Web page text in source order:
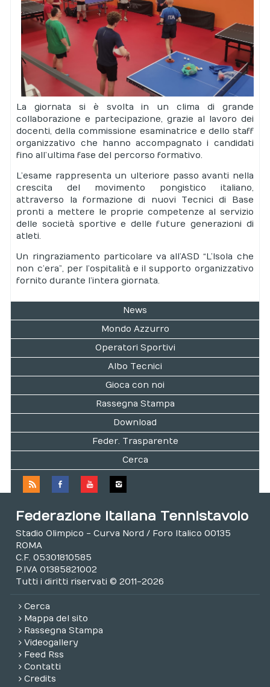
La giornata si è svolta in un clima di grande
collaborazione e partecipazione, grazie al lavoro dei
docenti, della commissione esaminatrice e dello staff
organizzativo che hanno accompagnato i candidati
fino all’ultima fase del percorso formativo.
L’esame rappresenta un ulteriore passo avanti nella
crescita del movimento pongistico italiano,
attraverso la formazione di nuovi Tecnici di Base
pronti a mettere le proprie competenze al servizio
delle società sportive e delle future generazioni di
atleti.
Un ringraziamento particolare va all’ASD “L’Isola che
non c’era”, per l’ospitalità e il supporto organizzativo
fornito durante l’intera giornata.
News
Mondo Azzurro
Operatori Sportivi
Albo Tecnici
Gioca con noi
Rassegna Stampa
Download
Feder. Trasparente
Cerca
Federazione Italiana Tennistavolo
Stadio Olimpico - Curva Nord / Foro Italico 00135
ROMA
C.F. 05301810585
P.IVA 01385821002
Tutti i diritti riservati © 2011-2026
Cerca
Mappa del sito
Rassegna Stampa
Videogallery
Feed Rss
Contatti
Credits